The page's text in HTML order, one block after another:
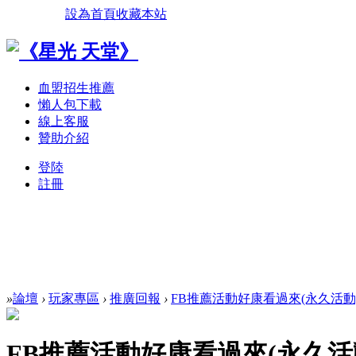
設為首頁收藏本站
血盟招生推薦
懶人包下載
線上客服
贊助介紹
登陸
註冊
»論壇 › 玩家專區 › 推廣回報 › FB推薦活動好康看過來(永久活